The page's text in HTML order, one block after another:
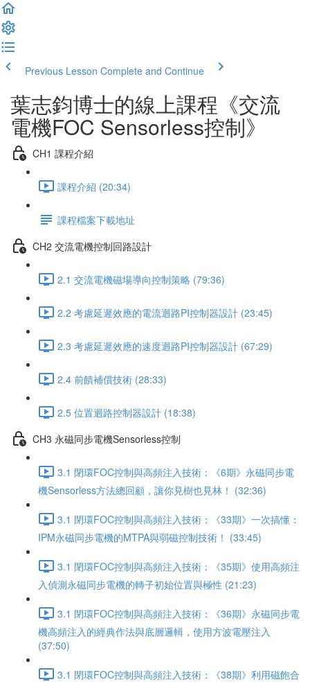
Previous Lesson Complete and Continue
葉志鈞博士的線上課程《交流
電機FOC Sensorless控制》
CH1 課程介紹
課程介紹 (20:34)
課程檔案下載地址
CH2 交流電機控制回路設計
2.1 交流電機磁場導向控制策略 (79:36)
2.2 考慮延遲效應的電流迴路PI控制器設計 (23:45)
2.3 考慮延遲效應的速度迴路PI控制器設計 (67:29)
2.4 前饋補償技術 (28:33)
2.5 位置迴路控制器設計 (18:38)
CH3 永磁同步電機Sensorless控制
3.1 閉環FOC控制與高頻注入技術：《6期》永磁同步電
機Sensorless方法總回顧，讓你見樹也見林！ (32:36)
3.1 閉環FOC控制與高頻注入技術：《33期》一次搞懂：
IPM永磁同步電機的MTPA與弱磁控制技術！ (33:45)
3.1 閉環FOC控制與高頻注入技術：《35期》使用高頻注
入偵測永磁同步電機的轉子初始位置與極性 (21:23)
3.1 閉環FOC控制與高頻注入技術：《36期》永磁同步電
機高頻注入的經典作法與底層邏輯，使用方波電壓注入
(37:50)
3.1 閉環FOC控制與高頻注入技術：《38期》利用磁飽合